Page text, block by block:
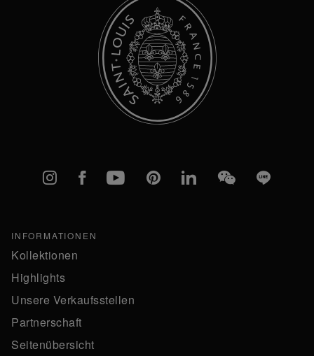
Instagram
FacebookYouTubePinterestlinkedInWeChatLine
INFORMATIONEN
Kollektionen
Highlights
Unsere Verkaufsstellen
Partnerschaft
Seitenübersicht